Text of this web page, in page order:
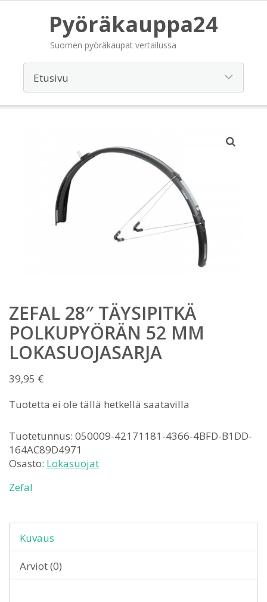
Pyöräkauppa24
Suomen pyöräkaupat vertailussa
ZEFAL 28″ TÄYSIPITKÄ
POLKUPYÖRÄN 52 MM
LOKASUOJASARJA
39,95 €
Tuotetta ei ole tällä hetkellä saatavilla
Tuotetunnus: 050009-42171181-4366-4BFD-B1DD-
164AC89D4971
Osasto: Lokasuojat
Zefal
Kuvaus
Arviot (0)